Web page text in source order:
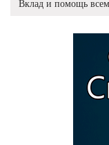
Вклад и помощь